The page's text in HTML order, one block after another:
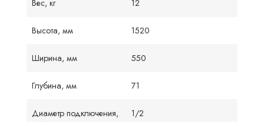
Вес, кг 12
Высота, мм 1520
Ширина, мм 550
Глубина, мм 71
Диаметр подключения,
1/2